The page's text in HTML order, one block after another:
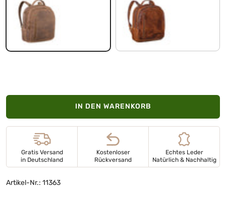
mittel - braun kara - cognac
IN DEN WARENKORB
Gratis Versand
in Deutschland
Kostenloser
Rückversand
Echtes Leder
Natürlich & Nachhaltig
Artikel-Nr.: 11363